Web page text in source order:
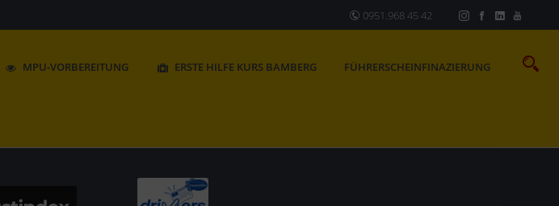
0951.968 45 42
MPU-VORBEREITUNG ERSTE HILFE KURS BAMBERG FÜHRERSCHEINFINAZIERUNG